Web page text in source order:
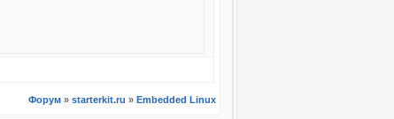
Форум » starterkit.ru » Embedded Linux